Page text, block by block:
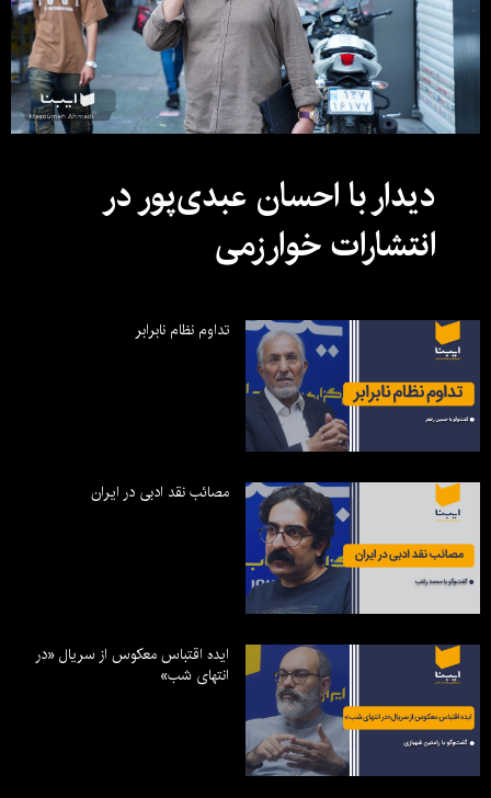
دیدار با احسان عبدی‌پور در
انتشارات خوارزمی
تداوم نظام نابرابر
مصائب نقد ادبی در ایران
ایده اقتباس معکوس از سریال «در
انتهای شب»